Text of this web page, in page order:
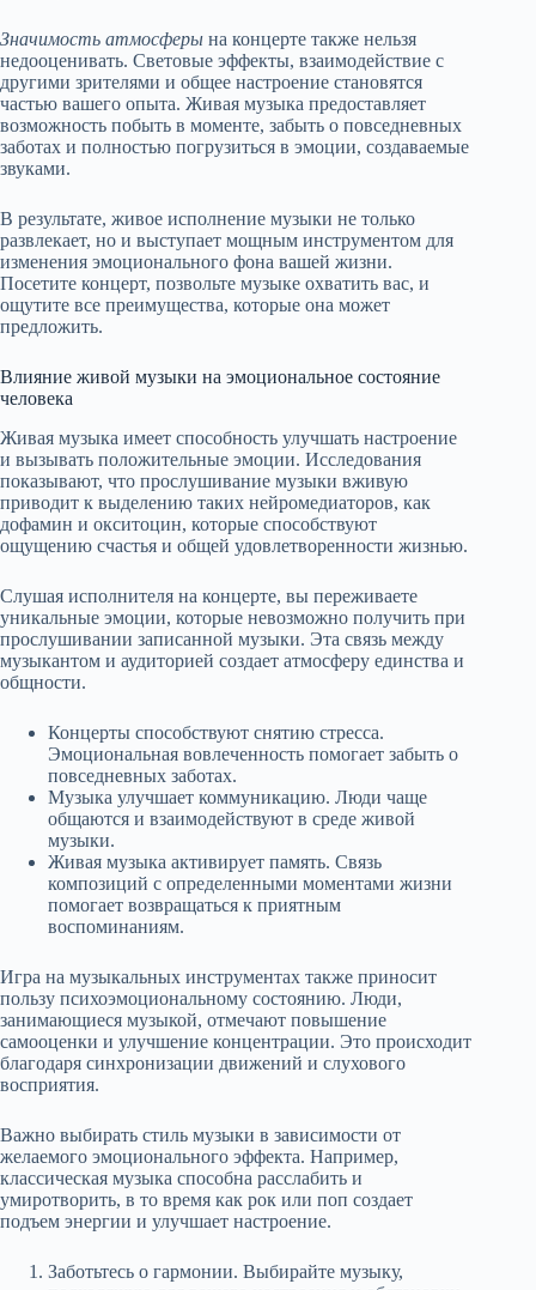
Значимость атмосферы на концерте также нельзя
недооценивать. Световые эффекты, взаимодействие с
другими зрителями и общее настроение становятся
частью вашего опыта. Живая музыка предоставляет
возможность побыть в моменте, забыть о повседневных
заботах и полностью погрузиться в эмоции, создаваемые
звуками.
В результате, живое исполнение музыки не только
развлекает, но и выступает мощным инструментом для
изменения эмоционального фона вашей жизни.
Посетите концерт, позвольте музыке охватить вас, и
ощутите все преимущества, которые она может
предложить.
Влияние живой музыки на эмоциональное состояние
человека
Живая музыка имеет способность улучшать настроение
и вызывать положительные эмоции. Исследования
показывают, что прослушивание музыки вживую
приводит к выделению таких нейромедиаторов, как
дофамин и окситоцин, которые способствуют
ощущению счастья и общей удовлетворенности жизнью.
Слушая исполнителя на концерте, вы переживаете
уникальные эмоции, которые невозможно получить при
прослушивании записанной музыки. Эта связь между
музыкантом и аудиторией создает атмосферу единства и
общности.
Концерты способствуют снятию стресса.
Эмоциональная вовлеченность помогает забыть о
повседневных заботах.
Музыка улучшает коммуникацию. Люди чаще
общаются и взаимодействуют в среде живой
музыки.
Живая музыка активирует память. Связь
композиций с определенными моментами жизни
помогает возвращаться к приятным
воспоминаниям.
Игра на музыкальных инструментах также приносит
пользу психоэмоциональному состоянию. Люди,
занимающиеся музыкой, отмечают повышение
самооценки и улучшение концентрации. Это происходит
благодаря синхронизации движений и слухового
восприятия.
Важно выбирать стиль музыки в зависимости от
желаемого эмоционального эффекта. Например,
классическая музыка способна расслабить и
умиротворить, в то время как рок или поп создает
подъем энергии и улучшает настроение.
Заботьтесь о гармонии. Выбирайте музыку,